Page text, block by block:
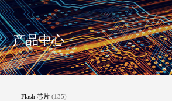
产品中心
Flash 芯片 (135)